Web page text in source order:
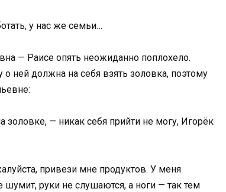
у нас же семьи…
— Раисе опять неожиданно поплохело.
ней должна на себя взять золовка, поэтому
— никак себя прийти не могу, Игорёк
привези мне продуктов. У меня
шумит, руки не слушаются, а ноги — так тем